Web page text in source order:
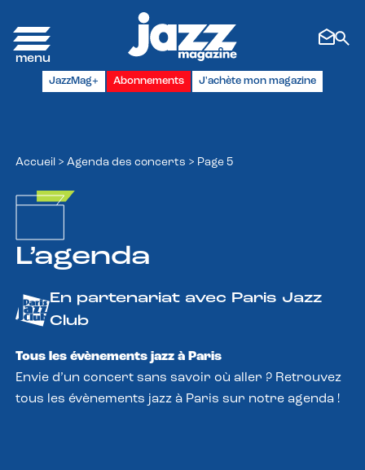
JazzMag+ Abonnements J'achète mon magazine
Accueil > Agenda des concerts > Page 5
L’agenda
En partenariat avec Paris Jazz
Club
Tous les évènements jazz à Paris
Envie d’un concert sans savoir où aller ? Retrouvez
tous les évènements jazz à Paris sur notre agenda !